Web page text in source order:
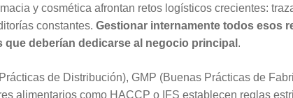
y cosmética afrontan retos logísticos crecientes:
constantes. Gestionar internamente todos esos
deberían dedicarse al negocio principal .
de Distribución), GMP (Buenas Prácticas de
alimentarios como HACCP o IFS establecen reglas